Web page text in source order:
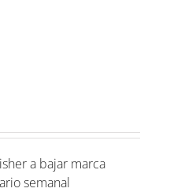
a bajar marca
semanal